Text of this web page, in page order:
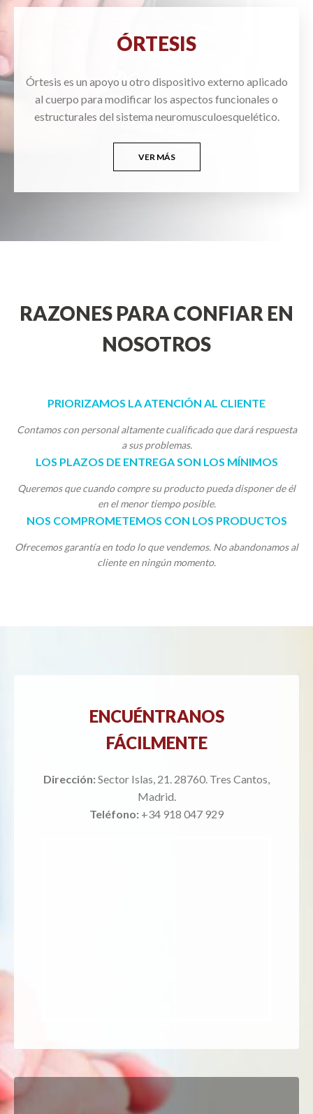
ÓRTESIS
Órtesis es un apoyo u otro dispositivo externo aplicado
al cuerpo para modificar los aspectos funcionales o
estructurales del sistema neuromusculoesquelético.
VER MÁS
RAZONES PARA CONFIAR EN
NOSOTROS
PRIORIZAMOS LA ATENCIÓN AL CLIENTE
Contamos con personal altamente cualificado que dará respuesta
a sus problemas.
LOS PLAZOS DE ENTREGA SON LOS MÍNIMOS
Queremos que cuando compre su producto pueda disponer de él
en el menor tiempo posible.
NOS COMPROMETEMOS CON LOS PRODUCTOS
Ofrecemos garantía en todo lo que vendemos. No abandonamos al
cliente en ningún momento.
ENCUÉNTRANOS
FÁCILMENTE
Dirección:Sector Islas, 21. 28760. Tres Cantos,
Madrid.
Teléfono: +34 918 047 929